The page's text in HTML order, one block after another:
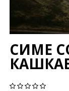
СИМЕ